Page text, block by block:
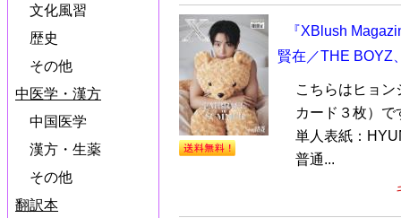
文化風習
歴史
その他
中医学・漢方
中国医学
漢方・生薬
その他
翻訳本
『XBlush
賢在／THE BOYZ
こちらはヒョ
カード３枚）で
単人表紙：
普通...